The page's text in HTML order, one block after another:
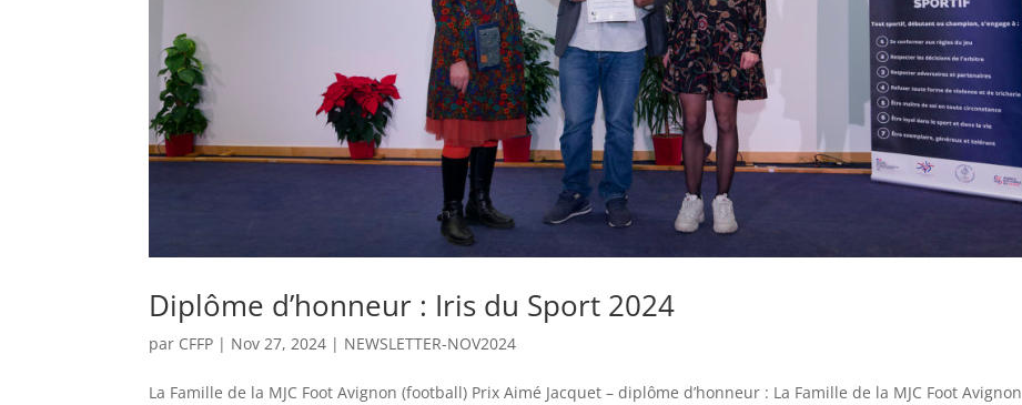
Diplôme d’honneur : Iris du Sport 2024
par CFFP | Nov 27, 2024 | NEWSLETTER-NOV2024
La Famille de la MJC Foot Avignon (football) Prix Aimé Jacquet – diplôme d’honneur : La Famille de la MJC Foot Avignon